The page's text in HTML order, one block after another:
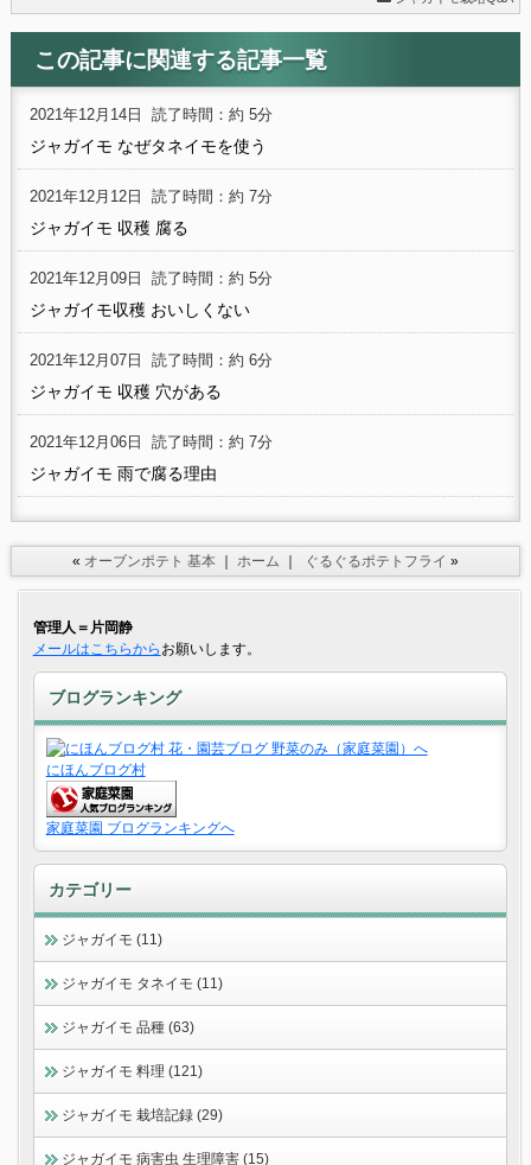
この記事に関連する記事一覧
2021年12月14日 読了時間：約 5分
ジャガイモ なぜタネイモを使う
2021年12月12日 読了時間：約 7分
ジャガイモ 収穫 腐る
2021年12月09日 読了時間：約 5分
ジャガイモ収穫 おいしくない
2021年12月07日 読了時間：約 6分
ジャガイモ 収穫 穴がある
2021年12月06日 読了時間：約 7分
ジャガイモ 雨で腐る理由
« オーブンポテト 基本｜ ホーム ぐるぐるポテトフライ »
管理人＝片岡静
メールはこちらから お願いします。
ブログランキング
にほんブログ村
家庭菜園 ブログランキングへ
カテゴリー
ジャガイモ (11)
ジャガイモ タネイモ (11)
ジャガイモ 品種 (63)
ジャガイモ 料理 (121)
ジャガイモ 栽培記録 (29)
ジャガイモ 病害虫 生理障害 (15)